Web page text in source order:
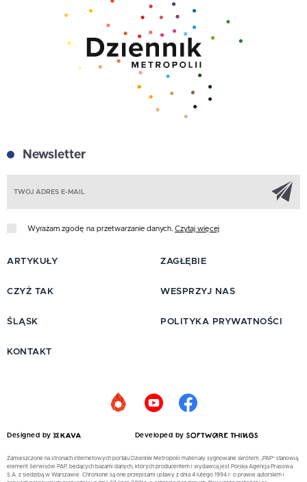
Newsletter
Wyrażam zgodę na przetwarzanie danych. Czytaj więcej
ARTYKUŁY
CZYŻ TAK
ŚLĄSK
ZAGŁĘBIE
WESPRZYJ NAS
POLITYKA PRYWATNOŚCI
KONTAKT
Designed by Developed by
Zamieszczone na stronach internetowych portalu Dziennik Metropolii materiały sygnowane skrótem „PAP” stanowią
element Serwisów PAP, będących bazami danych, których producentem i wydawcą jest Polska Agencja Prasowa
S.A. z siedzibą w Warszawie. Chronione są one przepisami ustawy z dnia 4 lutego 1994 r. o prawie autorskim i